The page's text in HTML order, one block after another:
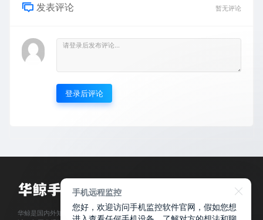
发表评论 暂无评论
登录后评论
华鲸是国内外知名优秀的iPhone、Android系统手机监控APP开发运营团队， 超
手机远程监控
您好，欢迎访问手机监控软件官网，假如您想